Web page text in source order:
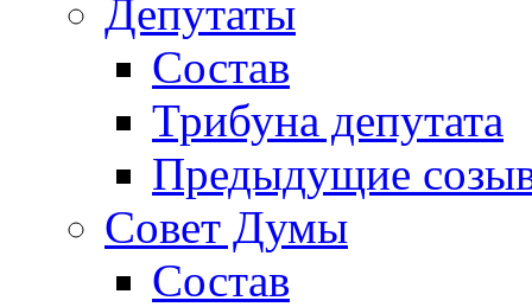
Депутаты
Состав
Трибуна депутата
Предыдущие
Совет Думы
Состав